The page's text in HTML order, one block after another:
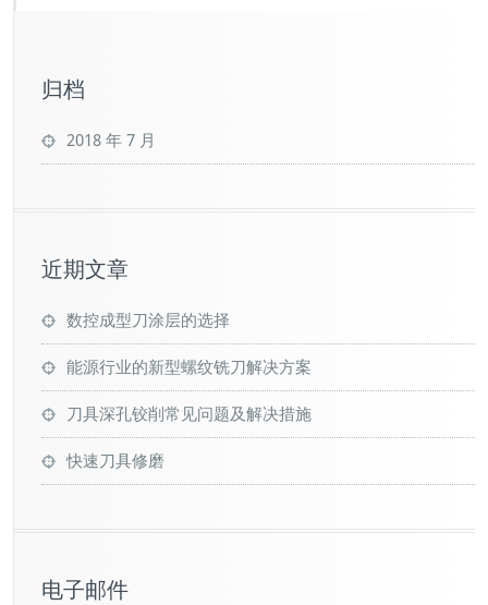
归档
2018 年 7 月
近期文章
数控成型刀涂层的选择
能源行业的新型螺纹铣刀解决方案
刀具深孔铰削常见问题及解决措施
快速刀具修磨
电子邮件